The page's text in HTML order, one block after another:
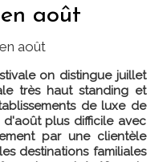
août
août
on distingue juillet
très haut standing et
de luxe de
d'août plus difficile avec
par une clientèle
destinations familiales